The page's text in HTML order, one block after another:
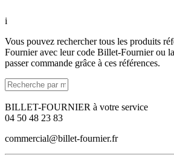
i
Vous pouvez rechercher tous les produits
Fournier avec leur code Billet-Fournier ou
passer commande grâce à ces références.
BILLET-FOURNIER à votre service
04 50 48 23 83
commercial@billet-fournier.fr